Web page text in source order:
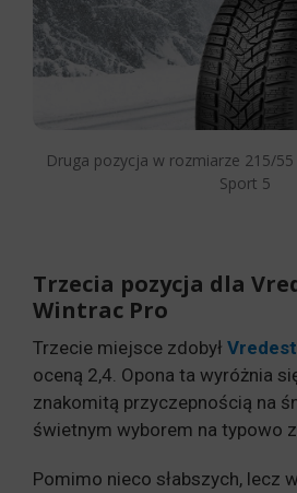
Druga pozycja w rozmiarze 215/
Sport 5
Trzecia pozycja dla
Wintrac Pro
Trzecie miejsce zdobył
oceną 2,4. Opona ta wyróżnia
znakomitą przyczepnością na
świetnym wyborem na typowo
Pomimo nieco słabszych, lecz